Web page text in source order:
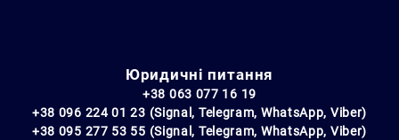
Юридичні питання
+38 063 077 16 19
+38 096 224 01 23 (Signal, Telegram, WhatsApp, Viber)
+38 095 277 53 55 (Signal, Telegram, WhatsApp, Viber)